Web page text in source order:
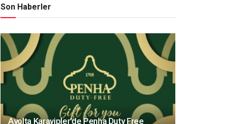
Son Haberler
Avolta Karayipler’de Penha Duty Free